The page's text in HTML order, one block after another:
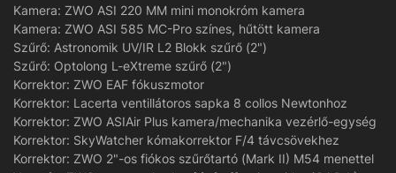
Kamera: ZWO ASI 220 MM mini monokróm kamera
Kamera: ZWO ASI 585 MC-Pro színes, hűtött kamera
Szűrő: Astronomik UV/IR L2 Blokk szűrő (2")
Szűrő: Optolong L-eXtreme szűrő (2")
Korrektor: ZWO EAF fókuszmotor
Korrektor: Lacerta ventillátoros sapka 8 collos Newtonhoz
Korrektor: ZWO ASIAir Plus kamera/mechanika vezérlő-egység
Korrektor: SkyWatcher kómakorrektor F/4 távcsövekhez
Korrektor: ZWO 2"-os fiókos szűrőtartó (Mark II) M54 menettel